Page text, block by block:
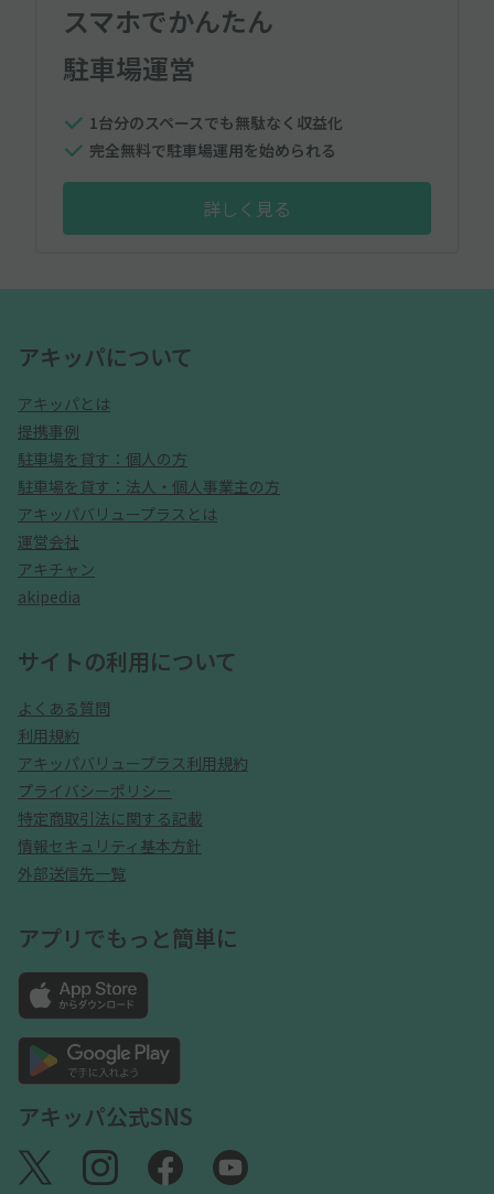
スマホでかんたん
駐車場運営
1台分のスペースでも無駄なく収益化
完全無料で駐車場運用を始められる
詳しく見る
アキッパについて
アキッパとは
提携事例
駐車場を貸す：個人の方
駐車場を貸す：法人・個人事業主の方
アキッパバリュープラスとは
運営会社
アキチャン
akipedia
サイトの利用について
よくある質問
利用規約
アキッパバリュープラス利用規約
プライバシーポリシー
特定商取引法に関する記載
情報セキュリティ基本方針
外部送信先一覧
アプリでもっと簡単に
アキッパ公式SNS